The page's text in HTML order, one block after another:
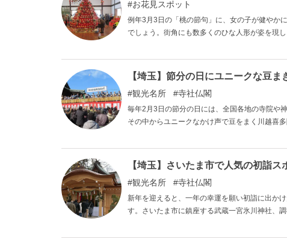
お花見スポット
例年3月3日の「桃の節句」に、女の子が健やか
でしょう。街角にも数多くのひな人形が姿を現
【埼玉】節分の日にユニークな豆ま
観光名所 寺社仏閣
毎年2月3日の節分の日には、全国各地の寺院や
その中からユニークなかけ声で豆をまく川越喜
【埼玉】さいたま市で人気の初詣ス
観光名所 寺社仏閣
新年を迎えると、一年の幸運を願い初詣に出か
す。さいたま市に鎮座する武蔵一宮氷川神社、